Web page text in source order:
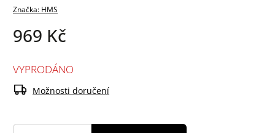
Značka: HMS
969 Kč
VYPRODÁNO
Možnosti doručení